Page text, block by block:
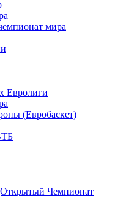
мира
Евролиги
(Евробаскет)
Чемпионат